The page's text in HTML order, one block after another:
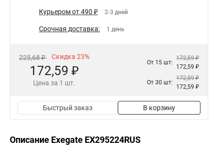
Курьером от 490 ₽ 2-3 дней
Срочная доставка: 1 день
225,68 ₽ Скидка 23%
172,59 ₽
Цена за 1 шт.
От 15 шт:
172,59 ₽
172,59 ₽
От 30 шт:
172,59 ₽
172,59 ₽
Быстрый заказ В корзину
Описание Exegate EX295224RUS